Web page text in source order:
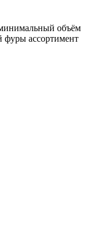
объём
фуры ассортимент